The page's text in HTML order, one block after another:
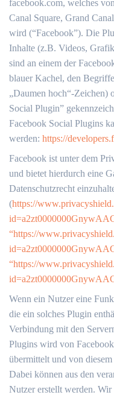
facebook.com, welches
Canal Square, Grand
wird (“Facebook”). Die
Inhalte (z.B. Videos,
sind an einem der
blauer Kachel, den
„Daumen hoch“-Zeichen)
Social Plugin”
Facebook Social Plugins
werden: https://
Facebook ist unter dem
und bietet hierdurch eine
Datenschutzrecht
(https://
“https://
“https://
Wenn ein Nutzer eine
die ein solches Plugin
Verbindung mit den
Plugins wird von
übermittelt und von
Dabei können aus den
Nutzer erstellt werden. Wir